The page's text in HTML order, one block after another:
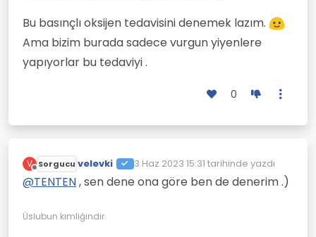
Bu basınçlı oksijen tedavisini denemek lazım.
Ama bizim burada sadece vurgun yiyenlere
yapıyorlar bu tedaviyi .
0
V
Çevrimdışı
Sorgucu velevki 3 Haz 2023 15:31 tarihinde yazdı
Son düzenleyen:
@TENTEN, sen dene ona göre ben de denerim .)
Üslubun kimliğindir.